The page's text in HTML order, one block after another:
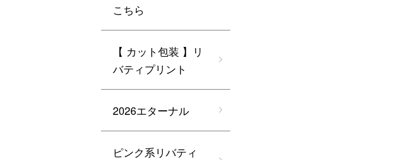
こちら
【 カット包装 】リ
バティプリント
2026エターナル
ピンク系リバティ